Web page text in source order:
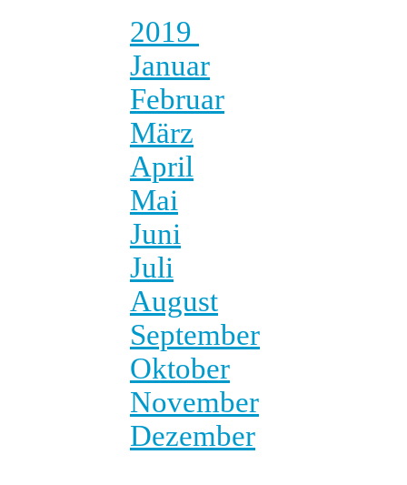
2019
Januar
Februar
März
April
Mai
Juni
Juli
August
September
Oktober
November
Dezember